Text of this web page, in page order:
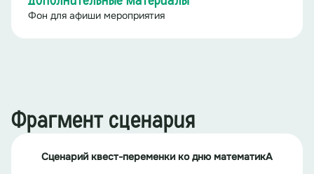
Фон для афиши мероприятия
Фрагмент сценария
Сценарий квест-переменки ко дню математикА